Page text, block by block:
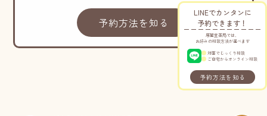
LINEでカンタンに
予約できます！
厚麗堂薬局では、
お好みの相談方法が選べます
対面でじっくり相談
ご自宅からオンライン相談
予約方法を知る
予約方法を知る